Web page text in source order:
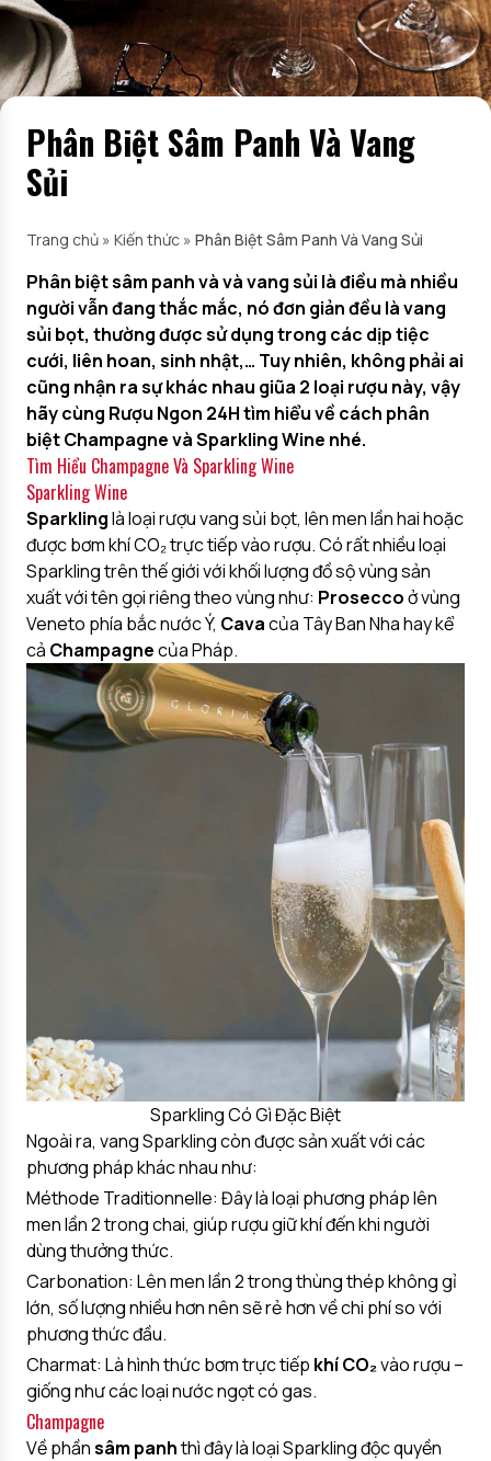
Phân Biệt Sâm Panh Và Vang
Sủi
Trang chủ » Kiến thức » Phân Biệt Sâm Panh Và Vang Sủi
Phân biệt sâm panh và và vang sủi là điều mà nhiều
người vẫn đang thắc mắc, nó đơn giản đều là vang
sủi bọt, thường được sử dụng trong các dịp tiệc
cưới, liên hoan, sinh nhật,… Tuy nhiên, không phải ai
cũng nhận ra sự khác nhau giũa 2 loại rượu này, vậy
hãy cùng Rượu Ngon 24H tìm hiểu về cách phân
biệt Champagne và Sparkling Wine nhé.
Tìm Hiểu Champagne Và Sparkling Wine
Sparkling Wine
Sparklinglà loại rượu vang sủi bọt, lên men lần hai hoặc
được bơm khí CO₂ trực tiếp vào rượu. Có rất nhiều loại
Sparkling trên thế giới với khối lượng đồ sộ vùng sản
xuất với tên gọi riêng theo vùng như: Proseccoở vùng
Veneto phía bắc nước Ý, Cavacủa Tây Ban Nha hay kể
cả Champagnecủa Pháp.
Sparkling Có Gì Đặc Biệt
Ngoài ra, vang Sparkling còn được sản xuất với các
phương pháp khác nhau như:
Méthode Traditionnelle: Đây là loại phương pháp lên
men lần 2 trong chai, giúp rượu giữ khí đến khi người
dùng thưởng thức.
Carbonation: Lên men lần 2 trong thùng thép không gỉ
lớn, số lượng nhiều hơn nên sẽ rẻ hơn về chi phí so với
phương thức đầu.
Charmat: Là hình thức bơm trực tiếp khí CO₂vào rượu –
giống như các loại nước ngọt có gas.
Champagne
Về phầnsâm panhthì đây là loại Sparkling độc quyền